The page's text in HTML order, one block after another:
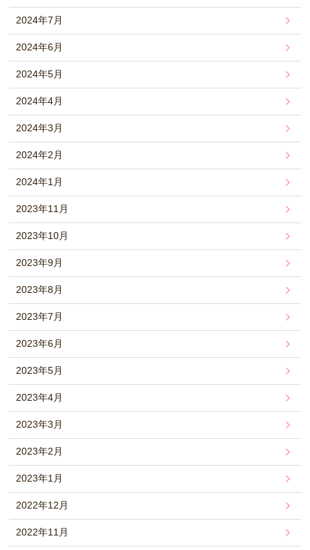
2024年7月
2024年6月
2024年5月
2024年4月
2024年3月
2024年2月
2024年1月
2023年11月
2023年10月
2023年9月
2023年8月
2023年7月
2023年6月
2023年5月
2023年4月
2023年3月
2023年2月
2023年1月
2022年12月
2022年11月